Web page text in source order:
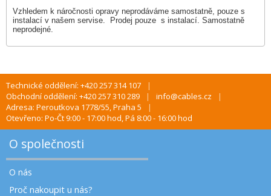
Vzhledem k náročnosti opravy neprodáváme samostatně, pouze s
instalací v našem servise. Prodej pouze s instalací. Samostatně
neprodejné.
Technické oddělení: +420 257 314 107
Obchodní oddělení: +420 257 310 289
info@cables.cz
Adresa: Peroutkova 1778/55, Praha 5
Otevřeno: Po-Čt 9:00 - 17:00 hod, Pá 8:00 - 16:00 hod
O společnosti
O nás
Proč nakoupit u nás?